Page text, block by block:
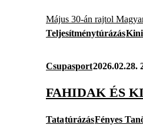
Május 30-án rajtol
Teljesítménytúrázás
Csupasport2026.02.28.
FAHIDAK ÉS
TatatúrázásFényes